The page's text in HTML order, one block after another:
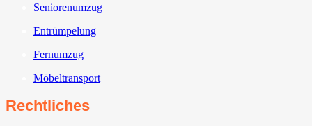
Seniorenumzug
Entrümpelung
Fernumzug
Möbeltransport
Rechtliches